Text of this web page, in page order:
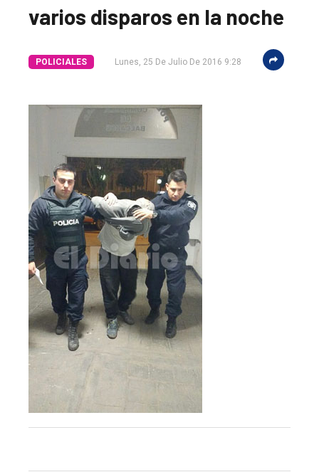
único
Inicio
Tendencia
Int.
General
Política
Cultura
Entrevistas
Rural
Deportes
Fúnebres
varios disparos en la noche
POLICIALES Lunes, 25 De Julio De 2016 9:28